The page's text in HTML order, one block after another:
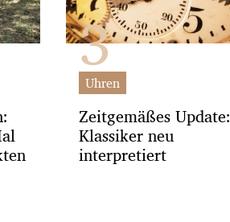
Uhren
Zeitgemäßes Update:
Klassiker neu
interpretiert